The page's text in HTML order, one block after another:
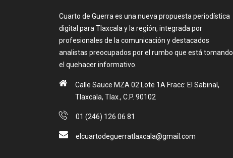
Cuarto de Guerra es una nueva propuesta periodística
digital para Tlaxcala y la región, integrada por
profesionales de la comunicación y destacados
analistas preocupados por el rumbo que está tomando
el quehacer informativo.
Calle Sauce MZA 02 Lote 1A Fracc: El Sabinal,
Tlaxcala, Tlax., C.P. 90102
01 (246) 126 06 81
elcuartodeguerratlaxcala@gmail.com